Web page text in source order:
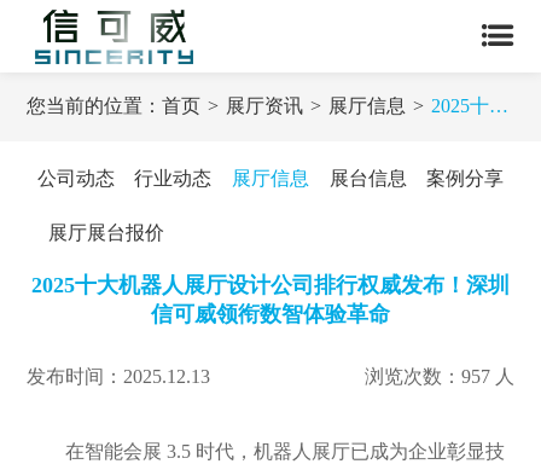
您当前的位置：首页 展厅资讯 展厅信息 2025十大机器人展厅设计公司排行权威发布！深圳信可威领衔数智体验革命
公司动态 行业动态 展厅信息 展台信息 案例分享
展厅展台报价
2025十大机器人展厅设计公司排行权威发布！深圳
信可威领衔数智体验革命
发布时间：2025.12.13 浏览次数：957 人
在智能会展 3.5 时代，机器人展厅已成为企业彰显技